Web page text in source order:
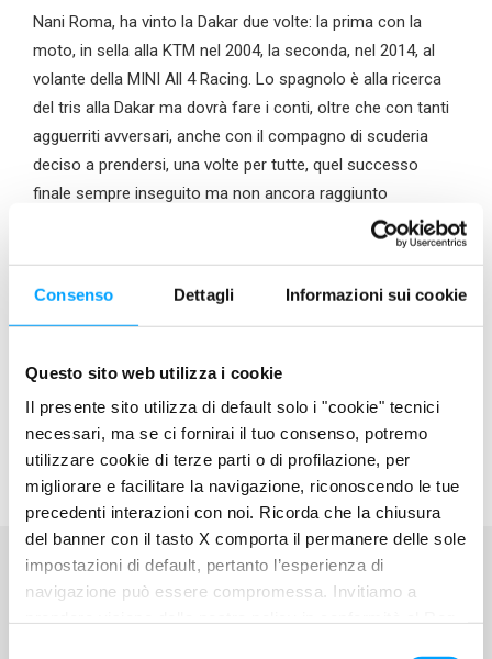
Consenso Dettagli Informazioni sui cookie
Questo sito web utilizza i cookie
Il presente sito utilizza di default solo i "cookie" tecnici
necessari, ma se ci fornirai il tuo consenso, potremo
utilizzare cookie di terze parti o di profilazione, per
migliorare e facilitare la navigazione, riconoscendo le tue
precedenti interazioni con noi. Ricorda che la chiusura
del banner con il tasto X comporta il permanere delle sole
impostazioni di default, pertanto l’esperienza di
navigazione può essere compromessa. Invitiamo a
Nani Roma, ha vinto la Dakar due volte: la prima con la
moto, in sella alla KTM nel 2004, la seconda, nel 2014, al
volante della MINI All 4 Racing. Lo spagnolo è alla ricerca
del tris alla Dakar ma dovrà fare i conti, oltre che con tanti
agguerriti avversari, anche con il compagno di scuderia
deciso a prendersi, una volte per tutte, quel successo
finale sempre inseguito ma non ancora raggiunto